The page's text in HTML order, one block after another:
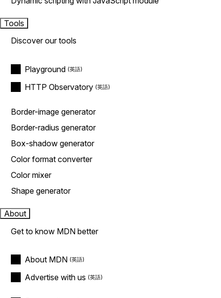
Tools
Discover our tools
Playground
HTTP Observatory
Border-image generator
Border-radius generator
Box-shadow generator
Color format converter
Color mixer
Shape generator
About
Get to know MDN better
About MDN
Advertise with us